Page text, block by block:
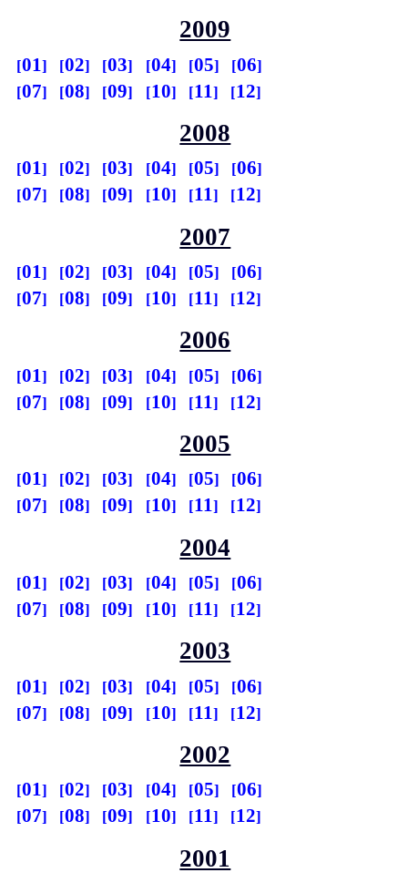
2009
01 02 03 04 05
06
07
08 09 10 11 12
2008
01 02 03 04 05
06
07
08 09 10 11 12
2007
01 02 03 04 05
06
07
08 09 10 11 12
2006
01 02 03 04 05
06
07
08 09 10 11 12
2005
01 02 03 04 05
06
07
08 09 10 11 12
2004
01 02 03 04 05
06
07
08 09 10 11 12
2003
01 02 03 04 05
06
07
08 09 10 11 12
2002
01 02 03 04 05
06
07
08 09 10 11 12
2001